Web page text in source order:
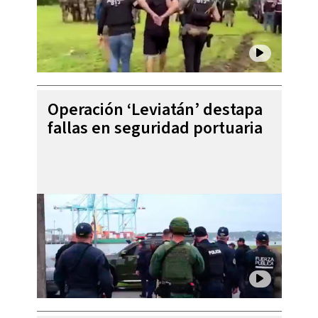
Operación ‘Leviatán’ destapa
fallas en seguridad portuaria